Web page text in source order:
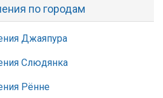
по городам
Джаяпура
Слюдянка
Рённе